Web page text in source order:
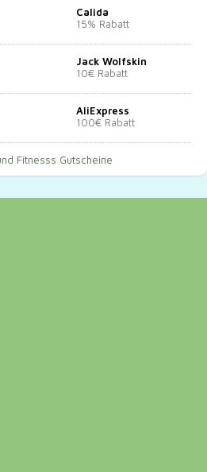
Calida
15% Rabatt
Jack Wolfskin
10€ Rabatt
AliExpress
100€ Rabatt
Fitnesss Gutscheine